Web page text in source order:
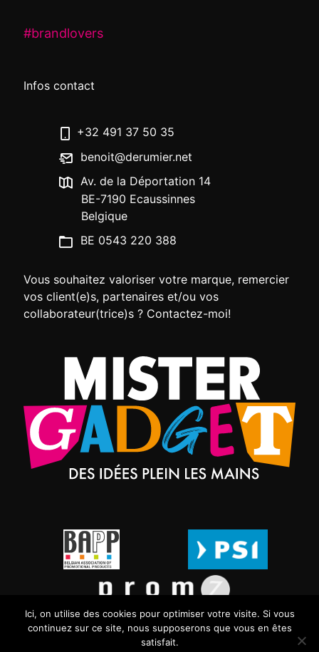
#brandlovers
Infos contact
+32 491 37 50 35
benoit@derumier.net
Av. de la Déportation 14
BE-7190 Ecaussinnes
Belgique
BE 0543 220 388
Vous souhaitez valoriser votre marque, remercier
vos client(e)s, partenaires et/ou vos
collaborateur(trice)s ? Contactez-moi!
Ici, on utilise des cookies pour optimiser votre visite. Si vous
continuez sur ce site, nous supposerons que vous en êtes
satisfait.